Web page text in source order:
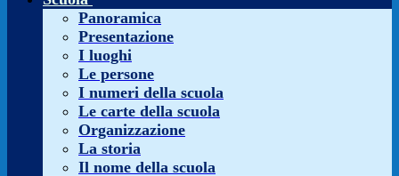
Panoramica
Presentazione
I luoghi
Le persone
I numeri della scuola
Le carte della scuola
Organizzazione
La storia
Il nome della scuola